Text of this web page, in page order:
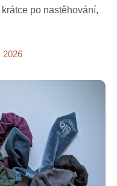
po nastěhování,
2026